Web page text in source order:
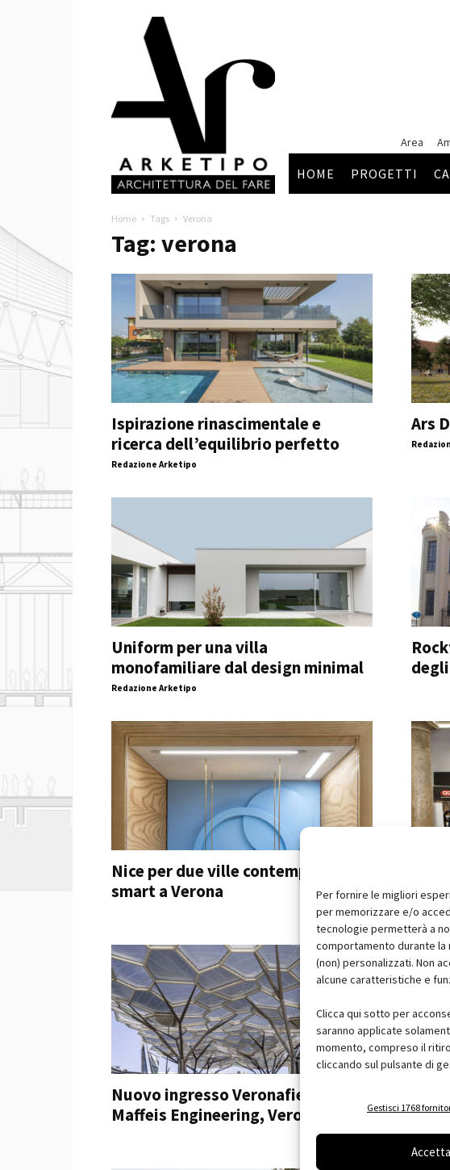
Per fornire le migliori
per memorizzare e/o
tecnologie permetterà a
comportamento durante la
(non) personalizzati. Non
alcune caratteristiche e
Clicca qui sotto per
saranno applicate
momento, compreso il
cliccando sul pulsante di
Gestisci 1768
Accetta
Arketipo
Area
HOME PROGETTI
Home Tags Verona
Tag: verona
Ispirazione rinascimentale e
ricerca dell’equilibrio perfetto
Redazione Arketipo
Ars
Uniform per una villa
monofamiliare dal design minimal
Redazione Arketipo
Nice per due ville contemporanee e
smart a Verona
Nuovo ingresso Veronafiere,
Maffeis Engineering, Verona